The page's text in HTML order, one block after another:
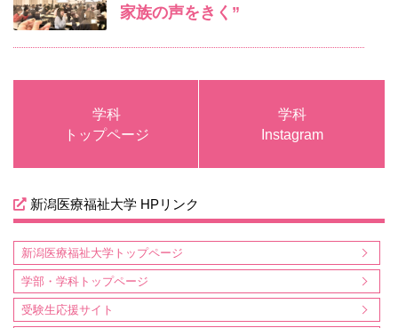
家族の声をきく”
学科
トップページ
学科
Instagram
新潟医療福祉大学 HPリンク
新潟医療福祉大学トップページ
学部・学科トップページ
受験生応援サイト